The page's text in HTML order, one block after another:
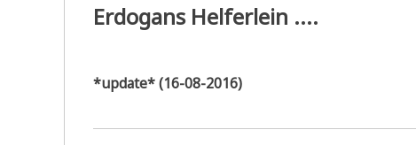
Erdogans Helferlein ....
*update* (16-08-2016)